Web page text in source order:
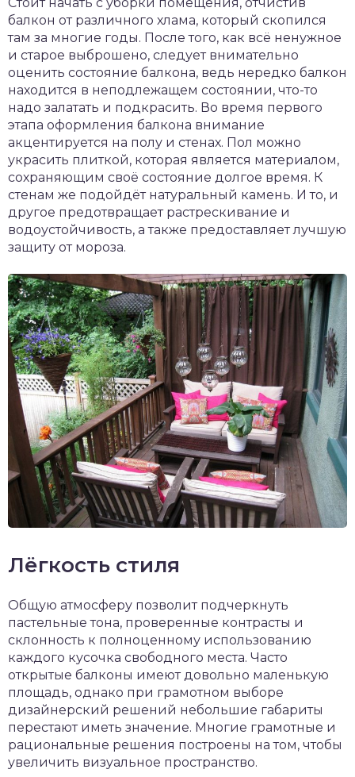
балкон от различного хлама, который скопился
там за многие годы. После того, как всё ненужное
и старое выброшено, следует внимательно
оценить состояние балкона, ведь нередко балкон
находится в неподлежащем состоянии, что-то
надо залатать и подкрасить. Во время первого
этапа оформления балкона внимание
акцентируется на полу и стенах. Пол можно
украсить плиткой, которая является материалом,
сохраняющим своё состояние долгое время. К
стенам же подойдёт натуральный камень. И то, и
другое предотвращает растрескивание и
водоустойчивость, а также предоставляет лучшую
защиту от мороза.
Лёгкость стиля
Общую атмосферу позволит подчеркнуть
пастельные тона, проверенные контрасты и
склонность к полноценному использованию
каждого кусочка свободного места. Часто
открытые балконы имеют довольно маленькую
площадь, однако при грамотном выборе
дизайнерский решений небольшие габариты
перестают иметь значение. Многие грамотные и
рациональные решения построены на том, чтобы
увеличить визуальное пространство.